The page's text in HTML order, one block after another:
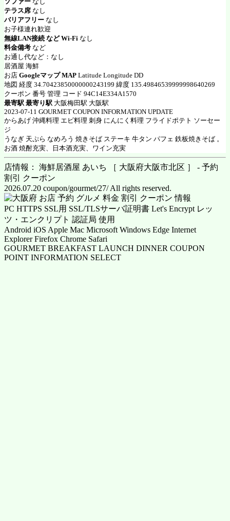
テラス席 なし
バリアフリー なし
お子様連れ歓迎
無線LAN接続 など Wi-Fi なし
料金備考 など
お通し代など：なし
居酒屋 海鮮
お店 Googleマップ MAP Latitude Longitude DD
地図 経度 34.70423850000000243199 緯度 135.49846539999998640269
クーポン 番号 管理 コード 94C14E334A1570
最寄駅 最寄り駅 大阪梅田駅 大阪駅
2023-07-11 GOURMET COUPON INFORMATION UPDATE
からあげ 沖縄料理 エビ料理 刺身 にんにく料理 フライドポテト ソーセー
ジ
うなぎ 天ぷら なめろう 焼きそば ステーキ 牛タン パフェ 鉄板焼きそば 。
お酒 焼酎充実、日本酒充実、ワイン充実
店情報： 海鮮居酒屋 あいち ［ 大阪府大阪市北区 ］ - 予約
割引 クーポン
2026.07.20 coupon/gourmet/27/ All rights reserved.
PC HTTPS SSL用 SSL/TLSサーバ証明書 Let's Encrypt レッ
ツ・エンクリプト 認証局 使用
Android iOS Apple Mac Microsoft Windows Edge Internet
Explorer Firefox Chrome Safari
GOURMET BREAKFAST LAUNCH DINNER COUPON
POINT INFORMATION SELECT